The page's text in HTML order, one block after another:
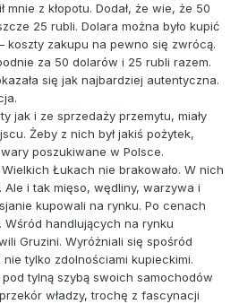
z kłopotu. Dodał, że wie, że 50
25 rubli. Dolara można było kupić
koszty zakupu na pewno się zwrócą.
za 50 dolarów i 25 rubli razem.
się jak najbardziej autentyczna.
jak i ze sprzedaży przemytu, miały
Żeby z nich był jakiś pożytek,
poszukiwane w Polsce.
Łukach nie brakowało. W nich
i tak mięso, wędliny, warzywa i
kupowali na rynku. Po cenach
handlujących na rynku
Gruzini. Wyróżniali się spośród
tylko zdolnościami kupieckimi.
tylną szybą swoich samochodów
władzy, trochę z fascynacji